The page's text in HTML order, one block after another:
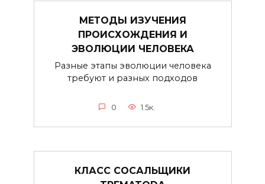
МЕТОДЫ ИЗУЧЕНИЯ
ПРОИСХОЖДЕНИЯ И
ЭВОЛЮЦИИ ЧЕЛОВЕКА
Разные этапы эволюции человека
требуют и разных подходов
0 1.5к.
КЛАСС СОСАЛЬЩИКИ